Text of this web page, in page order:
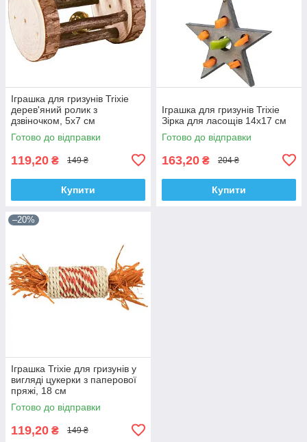
Іграшка для гризунів Trixie
дерев'яний ролик з
дзвіночком, 5х7 см
Готово до відправки
119,20 ₴ 149 ₴
Купити
Іграшка для гризунів Trixie
Зірка для ласощів 14х17 см
Готово до відправки
163,20 ₴ 204 ₴
Купити
–20%
Іграшка Trixie для гризунів у
вигляді цукерки з паперової
пряжі, 18 см
Готово до відправки
119,20 ₴ 149 ₴